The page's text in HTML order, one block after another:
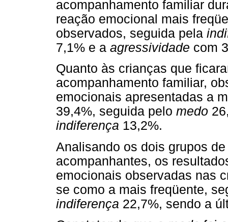
acompanhamento familiar
reação emocional mais
observados, seguida pela
7,1% e a agressividade com
Quanto às crianças que
acompanhamento familiar,
emocionais apresentadas a
39,4%, seguida pelo medo
indiferença 13,2%.
Analisando os dois grupos
acompanhantes, os
emocionais observadas nas
se como a mais freqüente,
indiferença 22,7%, sendo a